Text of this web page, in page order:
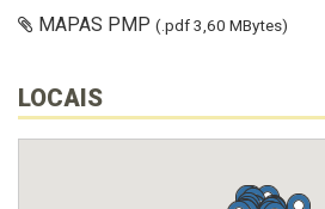
MAPAS PMP (.pdf 3,60 MBytes)
LOCAIS